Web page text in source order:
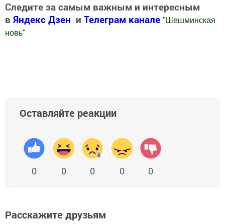
Следите за самым важным и интересным
в Яндекс Дзен и Телеграм канале " Шешминская
новь"
Оставляйте реакции
0 0 0 0 0
Расскажите друзьям